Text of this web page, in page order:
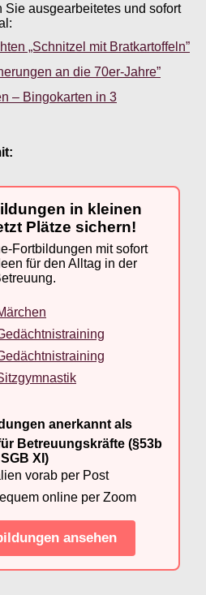
Sie ausgearbeitetes und sofort
„Schnitzel mit Bratkartoffeln”
an die 70er-Jahre”
– Bingokarten in 3
in kleinen
Plätze sichern!
Fortbildungen mit sofort
für den Alltag in der
anerkannt als
Betreuungskräfte (§53b
SGB XI)
vorab per Post
online per Zoom
ansehen